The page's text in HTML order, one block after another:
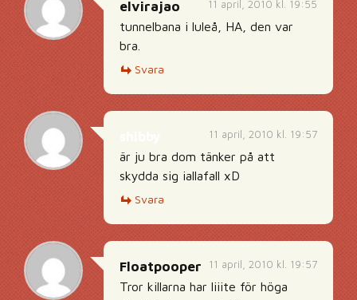
11 april, 2010 kl. 19:55
elvirajao
tunnelbana i luleå, HA, den var
bra.
Svara
11 april, 2010 kl. 19:57
är ju bra dom tänker på att
skydda sig iallafall xD
Svara
11 april, 2010 kl. 19:57
Floatpooper
Tror killarna har liiite för höga